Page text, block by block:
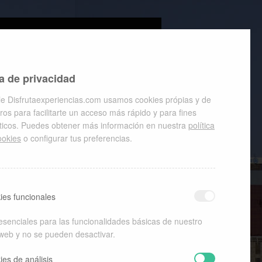
Buscar
Turismo con fecha de
Vacaciones sostenibles
Estar como en casa
El nuevo lujo
de privacidad
Disfrutaexperiencias.com usamos cookies própias y de
para facilitarte un acceso más rápido y para fines
Puedes obtener más información en nuestra política
o configurar tus preferencias.
funcionales
para las funcionalidades básicas de nuestro
y no se pueden desactivar.
de análisis